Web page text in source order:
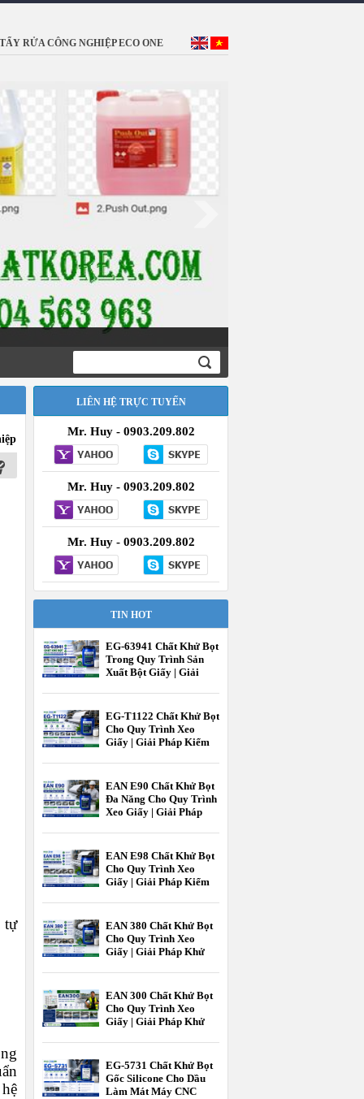
RỬA CÔNG NGHIỆP ECO ONE
tự
LIÊN HỆ TRỰC TUYẾN
Mr. Huy - 0903.209.802
Mr. Huy - 0903.209.802
Mr. Huy - 0903.209.802
TIN HOT
EG-63941 Chất Khử Bọt
Trong Quy Trình Sản
Xuất Bột Giấy | Giải
EG-T1122 Chất Khử Bọt
Cho Quy Trình Xeo
Giấy | Giải Pháp Kiểm
EAN E90 Chất Khử Bọt
Đa Năng Cho Quy Trình
Xeo Giấy | Giải Pháp
EAN E98 Chất Khử Bọt
Cho Quy Trình Xeo
Giấy | Giải Pháp Kiểm
EcooneChem
EAN 380 Chất Khử Bọt
Cho Quy Trình Xeo
Giấy | Giải Pháp Khử
Giấy | Ecoone Chem
EAN 300 Chất Khử Bọt
Cho Quy Trình Xeo
Giấy | Giải Pháp Khử
EG-5731 Chất Khử Bọt
Gốc Silicone Cho Dầu
Làm Mát Máy CNC